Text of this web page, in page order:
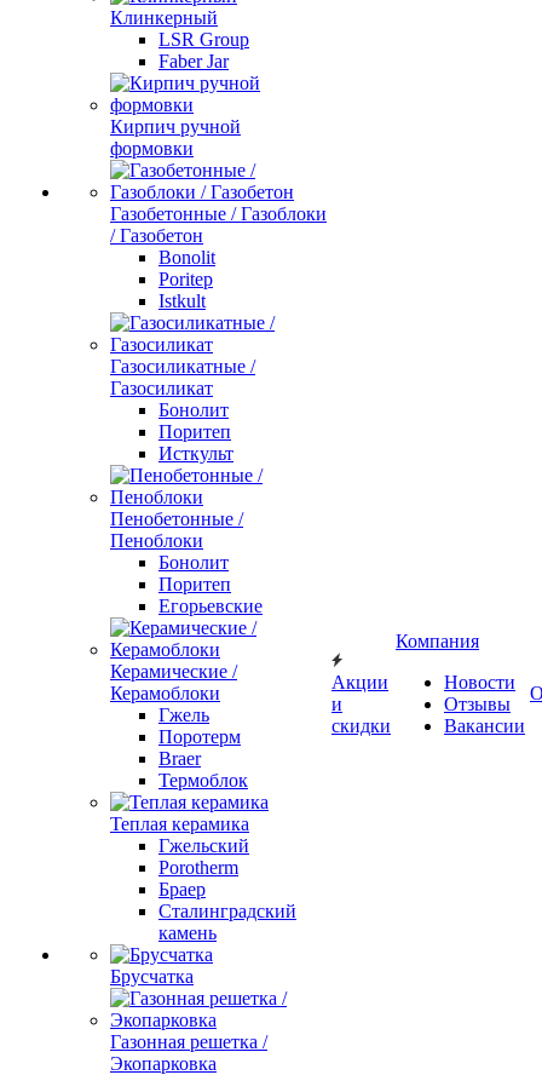
Клинкерный
LSR Group
Faber Jar
Кирпич ручной
формовки
Газобетонные / Газоблоки
/ Газобетон
Bonolit
Poritep
Istkult
Газосиликатные /
Газосиликат
Бонолит
Поритеп
Исткульт
Пенобетонные /
Пеноблоки
Бонолит
Поритеп
Егорьевские
Керамические /
Керамоблоки
Гжель
Поротерм
Braer
Термоблок
Теплая керамика
Гжельский
Porotherm
Браер
Сталинградский
камень
Брусчатка
Газонная решетка /
Экопарковка
Акции
и
скидки
Компания
Новости
Отзывы
Вакансии